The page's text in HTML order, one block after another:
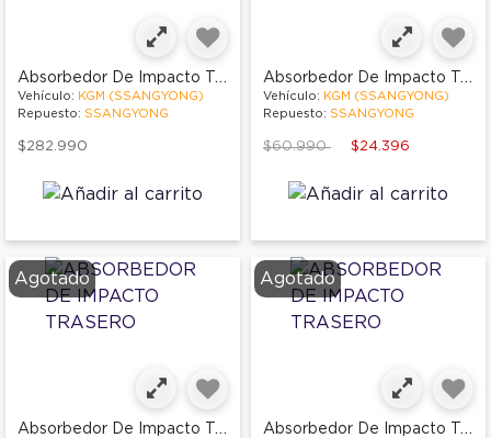
Absorbedor De Impacto Trasero
Vehículo: KGM (SSANGYONG)
Repuesto: SSANGYONG
$282.990
Absorbedor De Impacto Trasero
Vehículo: KGM (SSANGYONG)
Repuesto: SSANGYONG
Price reduced from
$60.990to $24.396
Agotado
Absorbedor De Impacto Trasero
Agotado
Absorbedor De Impacto Trasero